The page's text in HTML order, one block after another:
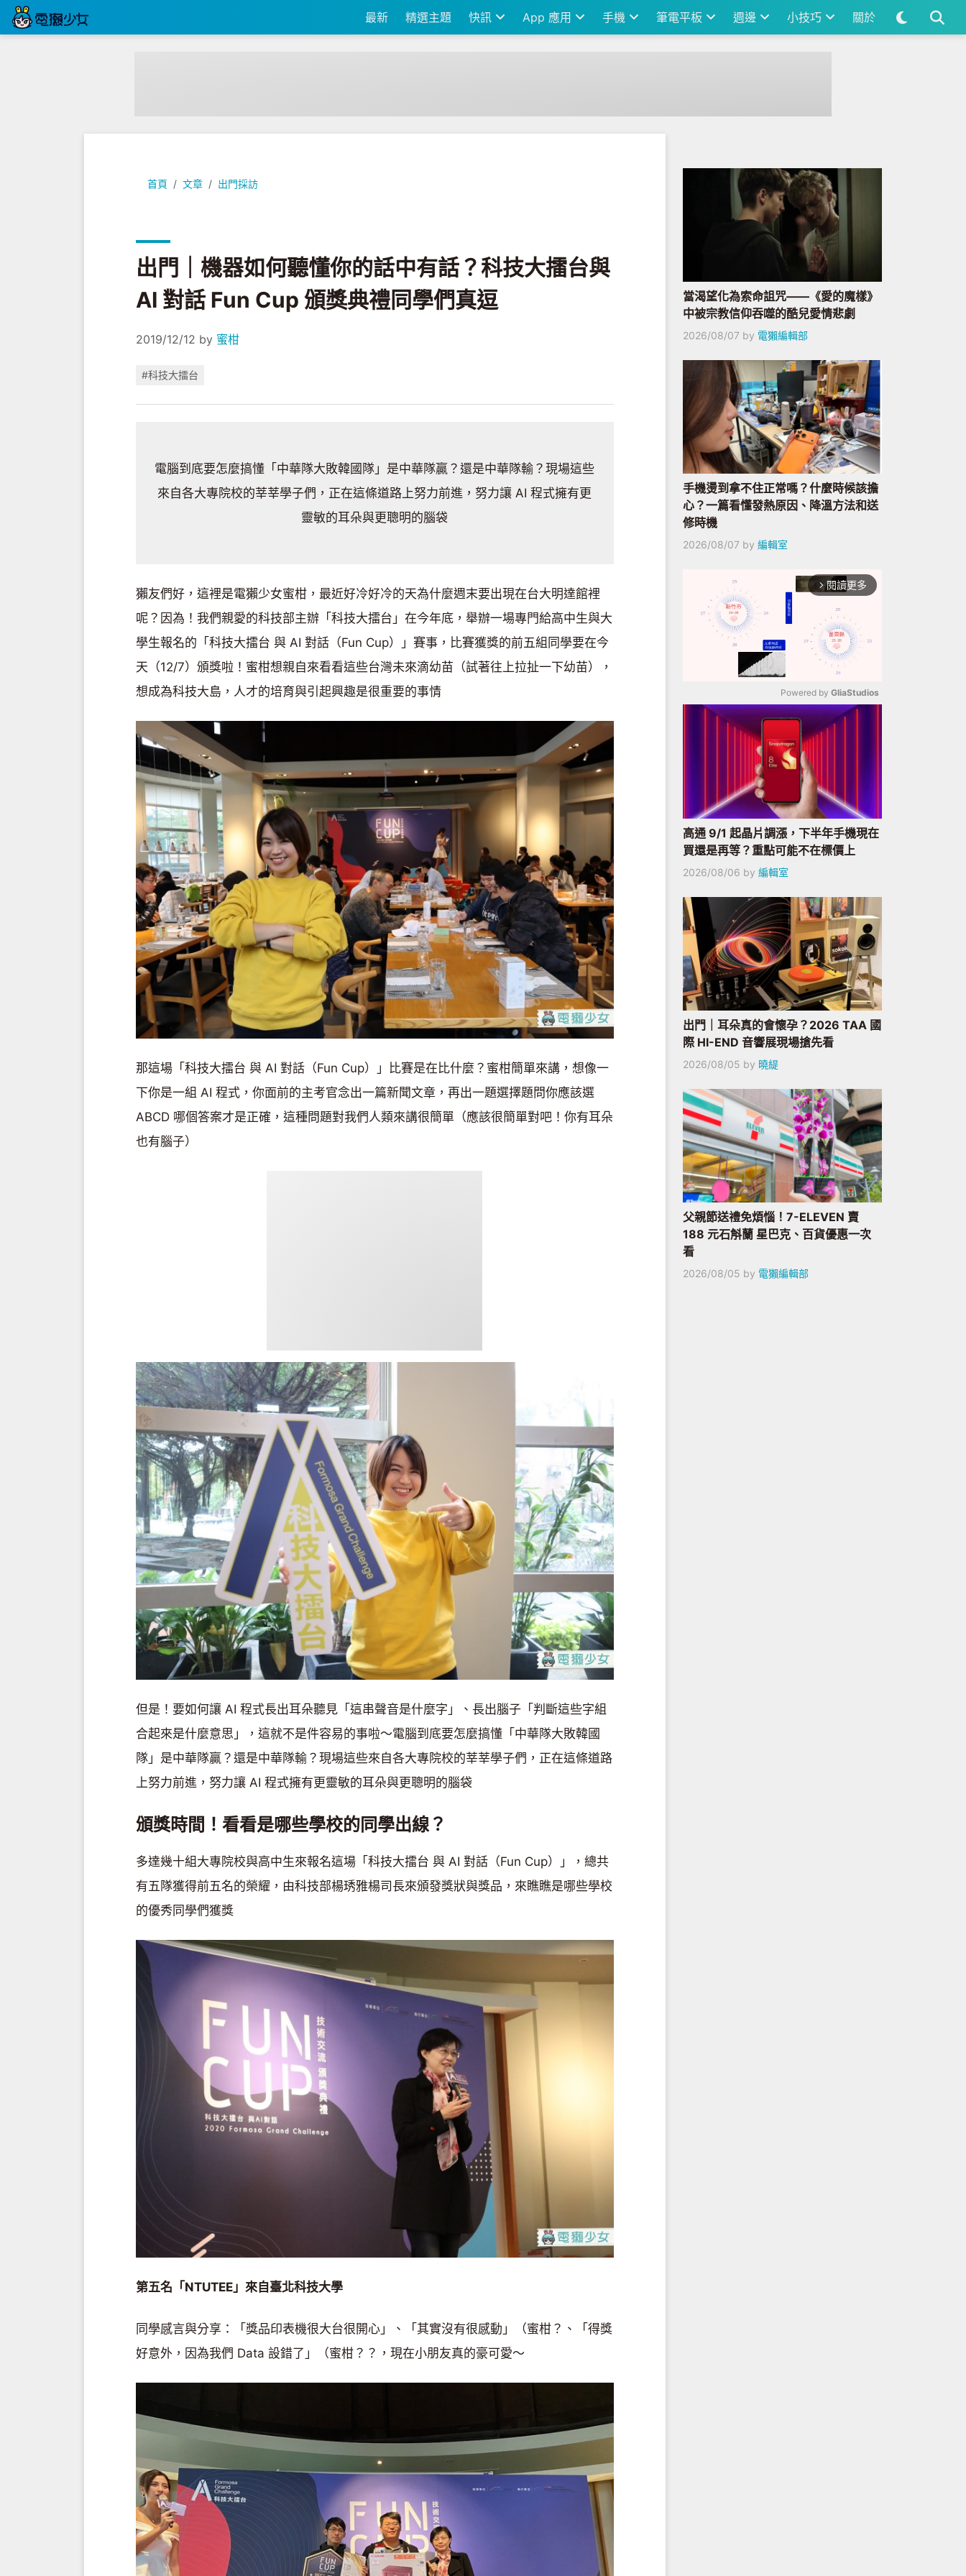
最新 精選主題 快訊 App 應用 手機 筆電平板 週邊 小技巧 關於
首頁 文章 出門採訪
出門｜機器如何聽懂你的話中有話？科技大擂台與 AI 對話 Fun Cup 頒獎典禮同學們真逗
出門｜機器如何聽懂你的話中有話？科技大擂台與
AI 對話 Fun Cup 頒獎典禮同學們真逗
2019/12/12 by 蜜柑
#科技大擂台
電腦到底要怎麼搞懂「中華隊大敗韓國隊」是中華隊贏？還是中華隊輸？現場這些
來自各大專院校的莘莘學子們，正在這條道路上努力前進，努力讓 AI 程式擁有更
靈敏的耳朵與更聰明的腦袋
獺友們好，這裡是電獺少女蜜柑，最近好冷好冷的天為什麼週末要出現在台大明達館裡
呢？因為！我們親愛的科技部主辦「科技大擂台」在今年底，舉辦一場專門給高中生與大
學生報名的「科技大擂台 與 AI 對話（Fun Cup）」賽事，比賽獲獎的前五組同學要在今
天（12/7）頒獎啦！蜜柑想親自來看看這些台灣未來滴幼苗（試著往上拉扯一下幼苗），
想成為科技大島，人才的培育與引起興趣是很重要的事情
那這場「科技大擂台 與 AI 對話（Fun Cup）」比賽是在比什麼？蜜柑簡單來講，想像一
下你是一組 AI 程式，你面前的主考官念出一篇新聞文章，再出一題選擇題問你應該選
ABCD 哪個答案才是正確，這種問題對我們人類來講很簡單（應該很簡單對吧！你有耳朵
也有腦子）
但是！要如何讓 AI 程式長出耳朵聽見「這串聲音是什麼字」、長出腦子「判斷這些字組
合起來是什麼意思」，這就不是件容易的事啦～電腦到底要怎麼搞懂「中華隊大敗韓國
隊」是中華隊贏？還是中華隊輸？現場這些來自各大專院校的莘莘學子們，正在這條道路
上努力前進，努力讓 AI 程式擁有更靈敏的耳朵與更聰明的腦袋
頒獎時間！看看是哪些學校的同學出線？
多達幾十組大專院校與高中生來報名這場「科技大擂台 與 AI 對話（Fun Cup）」，總共
有五隊獲得前五名的榮耀，由科技部楊琇雅楊司長來頒發獎狀與獎品，來瞧瞧是哪些學校
的優秀同學們獲獎
第五名「NTUTEE」來自臺北科技大學
同學感言與分享：「獎品印表機很大台很開心」、「其實沒有很感動」（蜜柑？、「得獎
好意外，因為我們 Data 設錯了」（蜜柑？？，現在小朋友真的豪可愛～
當渴望化為索命詛咒——《愛的魔樣》
中被宗教信仰吞噬的酷兒愛情悲劇
2026/08/07 by 電獺編輯部
手機燙到拿不住正常嗎？什麼時候該擔
心？一篇看懂發熱原因、降溫方法和送
修時機
2026/08/07 by 編輯室
arrow_forward_ios 閱讀更多
Mute
Powered by GliaStudios
高通 9/1 起晶片調漲，下半年手機現在
買還是再等？重點可能不在標價上
2026/08/06 by 編輯室
出門｜耳朵真的會懷孕？2026 TAA 國
際 HI-END 音響展現場搶先看
2026/08/05 by 曉緹
父親節送禮免煩惱！7-ELEVEN 賣
188 元石斛蘭 星巴克、百貨優惠一次
看
2026/08/05 by 電獺編輯部